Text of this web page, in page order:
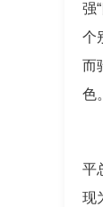
强
个
而
色。
平
现